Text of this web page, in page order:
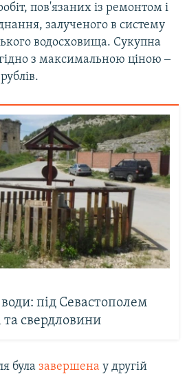
пов'язаних із ремонтом і
залученого в систему
водосховища. Сукупна
з максимальною ціною ‒
під Севастополем
свердловини
була завершена у другій